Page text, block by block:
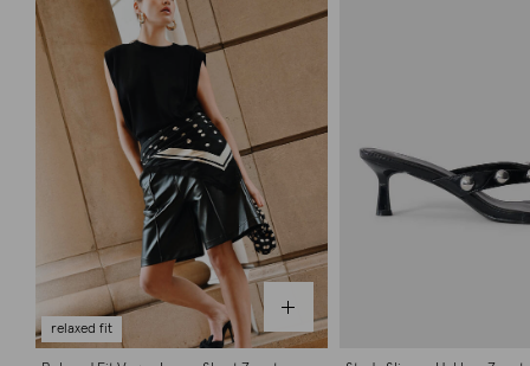
relaxed fit